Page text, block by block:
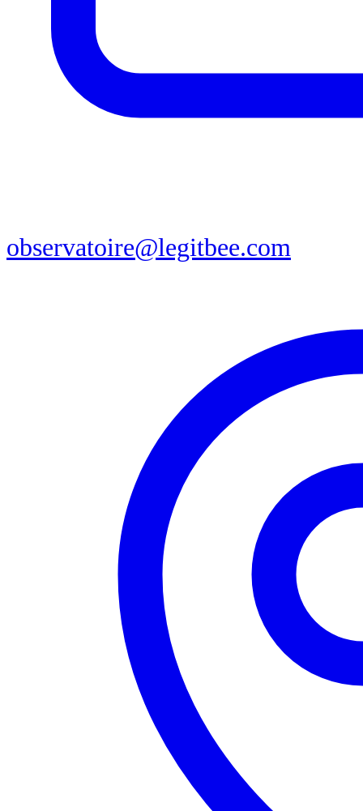
observatoire@legitbee.com